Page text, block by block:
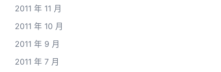
2011 年 11 月
2011 年 10 月
2011 年 9 月
2011 年 7 月